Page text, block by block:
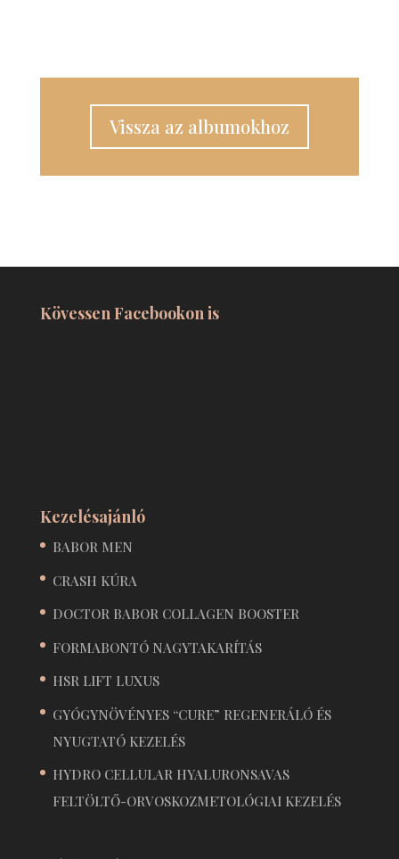
Vissza az albumokhoz
Kövessen Facebookon is
Kezelésajánló
BABOR MEN
CRASH KÚRA
DOCTOR BABOR COLLAGEN BOOSTER
FORMABONTÓ NAGYTAKARÍTÁS
HSR LIFT LUXUS
GYÓGYNÖVÉNYES “CURE” REGENERÁLÓ ÉS
NYUGTATÓ KEZELÉS
HYDRO CELLULAR HYALURONSAVAS
FELTÖLTŐ-ORVOSKOZMETOLÓGIAI KEZELÉS